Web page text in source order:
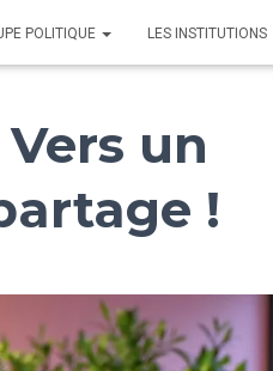
POLITIQUE LES INSTITUTIONS
un
!